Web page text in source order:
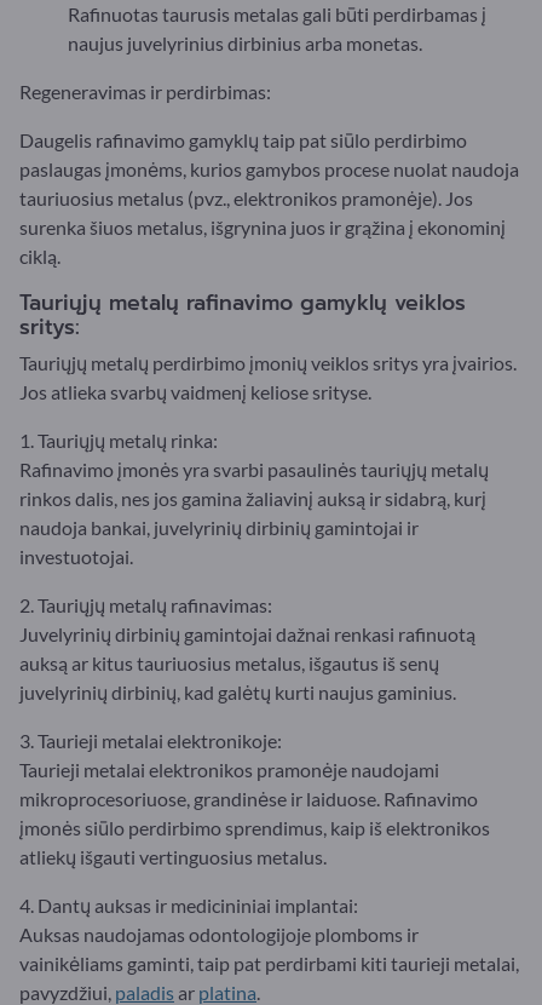
Rafinuotas taurusis metalas gali būti perdirbamas į
naujus juvelyrinius dirbinius arba monetas.
Regeneravimas ir perdirbimas:
Daugelis rafinavimo gamyklų taip pat siūlo perdirbimo
paslaugas įmonėms, kurios gamybos procese nuolat naudoja
tauriuosius metalus (pvz., elektronikos pramonėje). Jos
surenka šiuos metalus, išgrynina juos ir grąžina į ekonominį
ciklą.
Tauriųjų metalų rafinavimo gamyklų veiklos
sritys:
Tauriųjų metalų perdirbimo įmonių veiklos sritys yra įvairios.
Jos atlieka svarbų vaidmenį keliose srityse.
1. Tauriųjų metalų rinka:
Rafinavimo įmonės yra svarbi pasaulinės tauriųjų metalų
rinkos dalis, nes jos gamina žaliavinį auksą ir sidabrą, kurį
naudoja bankai, juvelyrinių dirbinių gamintojai ir
investuotojai.
2. Tauriųjų metalų rafinavimas:
Juvelyrinių dirbinių gamintojai dažnai renkasi rafinuotą
auksą ar kitus tauriuosius metalus, išgautus iš senų
juvelyrinių dirbinių, kad galėtų kurti naujus gaminius.
3. Taurieji metalai elektronikoje:
Taurieji metalai elektronikos pramonėje naudojami
mikroprocesoriuose, grandinėse ir laiduose. Rafinavimo
įmonės siūlo perdirbimo sprendimus, kaip iš elektronikos
atliekų išgauti vertinguosius metalus.
4. Dantų auksas ir medicininiai implantai:
Auksas naudojamas odontologijoje plomboms ir
vainikėliams gaminti, taip pat perdirbami kiti taurieji metalai,
pavyzdžiui, paladis ar platina